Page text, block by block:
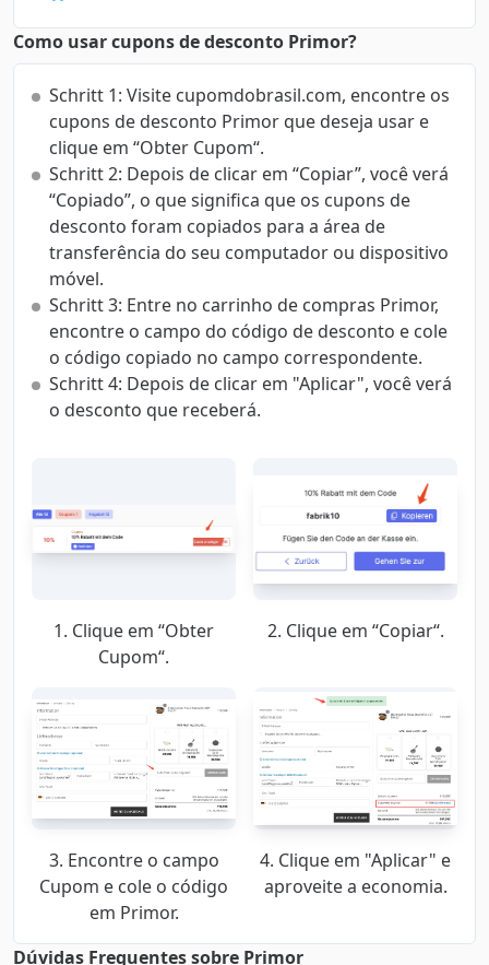
Como usar cupons de desconto Primor?
Schritt 1: Visite cupomdobrasil.com, encontre os
cupons de desconto Primor que deseja usar e
clique em “Obter Cupom“.
Schritt 2: Depois de clicar em “Copiar”, você verá
“Copiado”, o que significa que os cupons de
desconto foram copiados para a área de
transferência do seu computador ou dispositivo
móvel.
Schritt 3: Entre no carrinho de compras Primor,
encontre o campo do código de desconto e cole
o código copiado no campo correspondente.
Schritt 4: Depois de clicar em "Aplicar", você verá
o desconto que receberá.
1. Clique em “Obter
Cupom“.
2. Clique em “Copiar“.
3. Encontre o campo
Cupom e cole o código
em Primor.
4. Clique em "Aplicar" e
aproveite a economia.
Dúvidas Frequentes sobre Primor